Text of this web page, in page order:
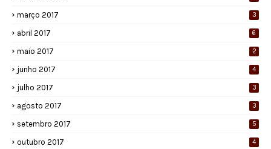
março 2017 3
abril 2017 6
maio 2017 2
junho 2017 4
julho 2017 3
agosto 2017 3
setembro 2017 5
outubro 2017 4